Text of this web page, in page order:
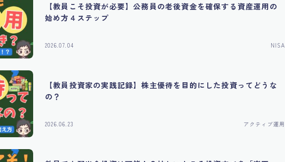
【教員こそ投資が必要】公務員の老後資金を確保する資産運用の
始め方４ステップ
2026.07.04 NISA
【教員投資家の実践記録】株主優待を目的にした投資ってどうな
の？
2026.06.23 アクティブ運用